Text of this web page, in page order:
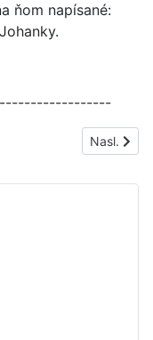
ňom napísané:
Nasl.